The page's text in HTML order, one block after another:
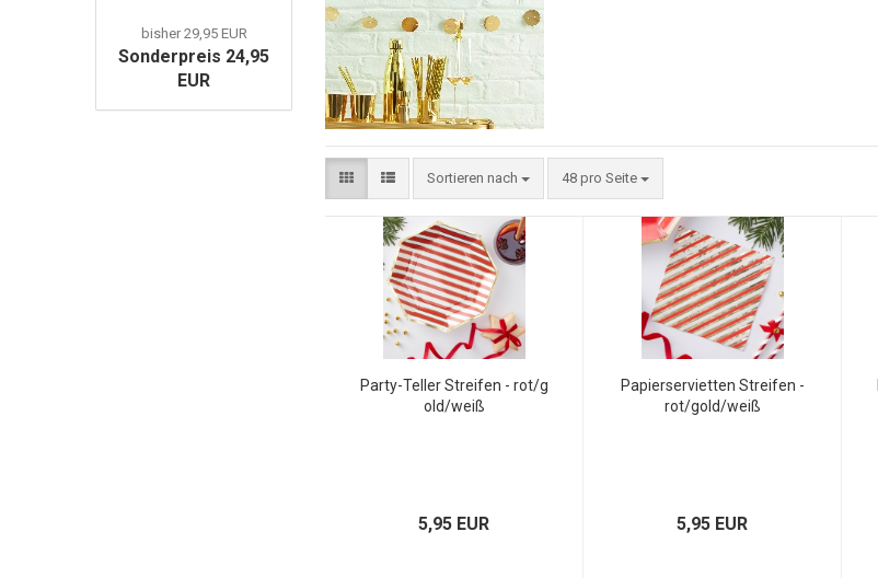
Sortieren nach 48 pro Seite
Party-Teller Streifen - rot/g
old/weiß
5,95 EUR
Papierservietten Streifen -
rot/gold/weiß
5,95 EUR
bisher 29,95 EUR
Sonderpreis 24,95
EUR